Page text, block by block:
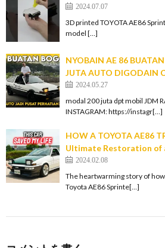
2024.07.07
3D printed TOYOTA AE86
model […]
NYOBAIN AE 86
JUTA AUTO DIGODAIN
2024.05.27
modal 200 juta dpt mobil JDM
INSTAGRAM: https://instagr[…]
HOW A TOYOTA AE86
Ultimate Restoration of
2024.02.08
The heartwarming story of
Toyota AE86 Sprinte[…]